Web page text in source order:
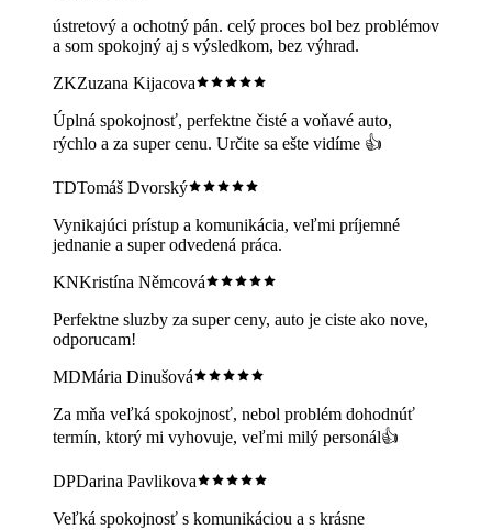
ústretový a ochotný pán. celý proces bol bez problémov
a som spokojný aj s výsledkom, bez výhrad.
ZKZuzana Kijacova
Úplná spokojnosť, perfektne čisté a voňavé auto,
rýchlo a za super cenu. Určite sa ešte vidíme 👍
TDTomáš Dvorský
Vynikajúci prístup a komunikácia, veľmi príjemné
jednanie a super odvedená práca.
KNKristína Němcová
Perfektne sluzby za super ceny, auto je ciste ako nove,
odporucam!
MDMária Dinušová
Za mňa veľká spokojnosť, nebol problém dohodnúť
termín, ktorý mi vyhovuje, veľmi milý personál👍
DPDarina Pavlikova
Veľká spokojnosť s komunikáciou a s krásne